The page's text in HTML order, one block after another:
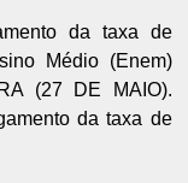
da taxa de
Médio (Enem)
(27 DE MAIO).
da taxa de